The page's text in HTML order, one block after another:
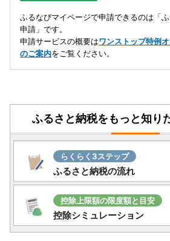
ふるなびマイページで申請できるのは「
申請」です。
申請サービスの概要はワンストップ特例
のご案内をご覧ください。
ふるさと納税をもっと知り
らくらく3ステップ
ふるさと納税の流れ
控除上限額の限度額と目安
控除シミュレーション